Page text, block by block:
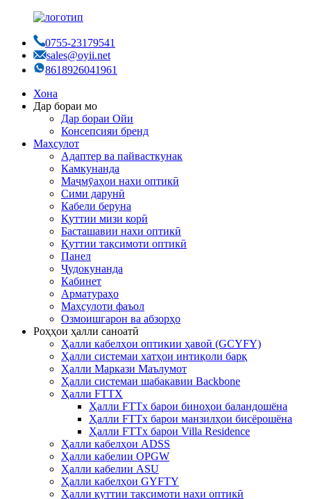
0755-23179541
sales@oyii.net
8618926041961
Хона
Дар бораи мо
Дар бораи Ойи
Консепсияи бренд
Маҳсулот
Адаптер ва пайвасткунак
Камкунанда
Маҷмӯаҳои нахи оптикӣ
Сими дарунӣ
Кабели беруна
Қуттии мизи корӣ
Басташавии нахи оптикӣ
Қуттии тақсимоти оптикӣ
Панел
Ҷудокунанда
Кабинет
Арматураҳо
Маҳсулоти фаъол
Озмоишгарон ва абзорҳо
Роҳҳои ҳалли саноатӣ
Ҳалли кабелҳои оптикии ҳавоӣ (GCYFY)
Ҳалли системаи хатҳои интиқоли барқ
Ҳалли Маркази Маълумот
Ҳалли системаи шабакавии Backbone
Ҳалли FTTX
Ҳалли FTTx барои биноҳои баландошёна
Ҳалли FTTx барои манзилҳои бисёрошёна
Ҳалли FTTx барои Villa Residence
Ҳалли кабелҳои ADSS
Ҳалли кабелии OPGW
Ҳалли кабелии ASU
Ҳалли кабелҳои GYFTY
Ҳалли қуттии тақсимоти нахи оптикӣ